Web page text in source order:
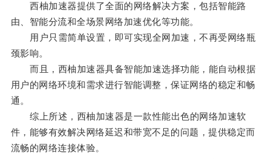
西柚加速器提供了全面的网络解决方案，包括智能路
由、智能分流和全场景网络加速优化等功能。
用户只需简单设置，即可实现全网加速，不再受网络瓶
颈影响。
而且，西柚加速器具备智能加速选择功能，能自动根据
用户的网络环境和需求进行智能调整，保证网络的稳定和畅
通。
综上所述，西柚加速器是一款性能出色的网络加速软
件，能够有效解决网络延迟和带宽不足的问题，提供稳定而
流畅的网络连接体验。